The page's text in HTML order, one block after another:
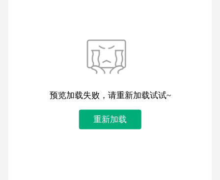
预览加载失败，请重新加载试试~
重新加载